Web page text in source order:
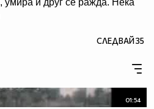
и друг се ражда. Нека
е Омуртаг, кана сюбиги.
СЛЕДВАЙ35
01:54